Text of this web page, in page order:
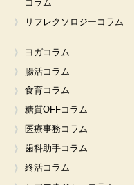
コラム
リフレクソロジーコラム
ヨガコラム
腸活コラム
食育コラム
糖質OFFコラム
医療事務コラム
歯科助手コラム
終活コラム